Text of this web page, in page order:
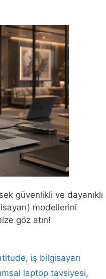
güvenlikli ve dayanıklı
modellerini
göz atın!
, iş bilgisayarı
laptop tavsiyesi,